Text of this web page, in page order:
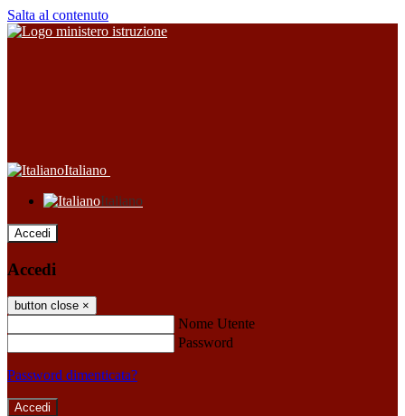
Salta al contenuto
Italiano
Italiano
Accedi
Accedi
button close ×
Nome Utente
Password
Password dimenticata?